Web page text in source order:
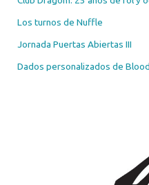
Los turnos de Nuffle
Jornada Puertas Abiertas III
Dados personalizados de